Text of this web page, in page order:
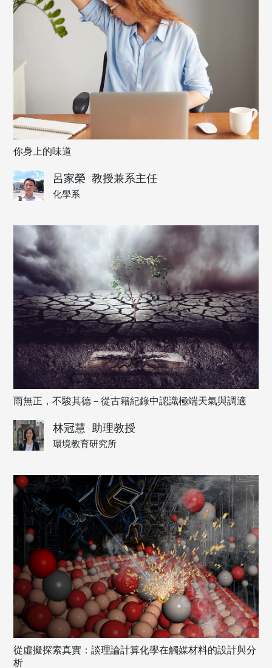
你身上的味道
呂家榮 教授兼系主任
化學系
雨無正，不駿其德－從古籍紀錄中認識極端天氣與調適
林冠慧 助理教授
環境教育研究所
從虛擬探索真實：談理論計算化學在觸媒材料的設計與分
析